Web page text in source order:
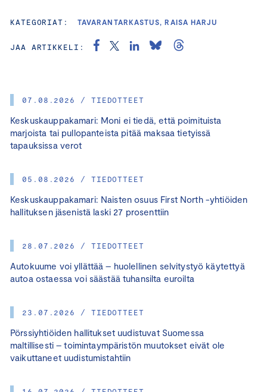
07.08.2026 / TIEDOTTEET
Keskuskauppakamari: Moni ei tiedä, että poimituista
marjoista tai pullopanteista pitää maksaa tietyissä
tapauksissa verot
05.08.2026 / TIEDOTTEET
Keskuskauppakamari: Naisten osuus First North -yhtiöiden
hallituksen jäsenistä laski 27 prosenttiin
28.07.2026 / TIEDOTTEET
Autokuume voi yllättää – huolellinen selvitystyö käytettyä
autoa ostaessa voi säästää tuhansilta euroilta
23.07.2026 / TIEDOTTEET
Pörssiyhtiöiden hallitukset uudistuvat Suomessa
maltillisesti – toimintaympäristön muutokset eivät ole
vaikuttaneet uudistumistahtiin
KATEGORIAT: TAVARANTARKASTUS, RAISA HARJU
JAA ARTIKKELI: